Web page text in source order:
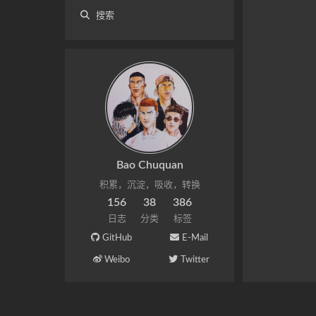
搜索
Bao Chuquan
积累，沉淀，吸收，转换
156
日志
38
分类
386
标签
GitHub E-Mail
Weibo Twitter